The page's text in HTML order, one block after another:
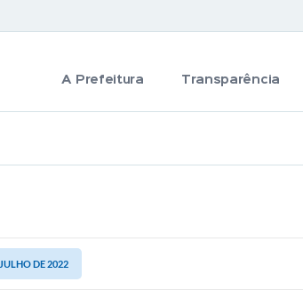
A Prefeitura Transparência
DE 2022